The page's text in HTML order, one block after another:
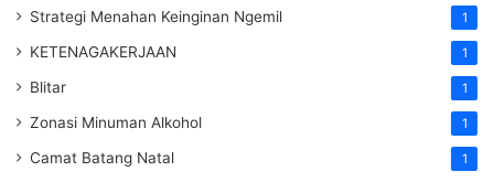
Strategi Menahan Keinginan Ngemil 1
KETENAGAKERJAAN 1
Blitar 1
Zonasi Minuman Alkohol 1
Camat Batang Natal 1